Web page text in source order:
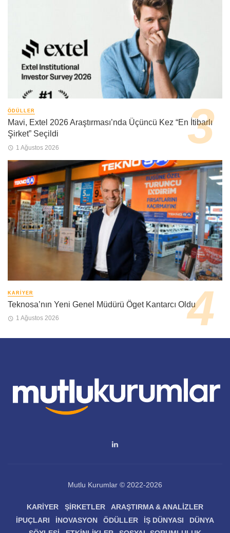
ÖDÜLLER
Mavi, Extel 2026 Araştırması’nda Üçüncü Kez “En İtibarlı
Şirket” Seçildi
1 Ağustos 2026
KARIYER
Teknosa’nın Yeni Genel Müdürü Öget Kantarcı Oldu
1 Ağustos 2026
Mutlu Kurumlar © 2022-2026
KARIYER ŞIRKETLER
ARAŞTIRMA & ANALIZLER
İPUÇLARI
İNOVASYON ÖDÜLLER İŞ DÜNYASI
DÜNYA